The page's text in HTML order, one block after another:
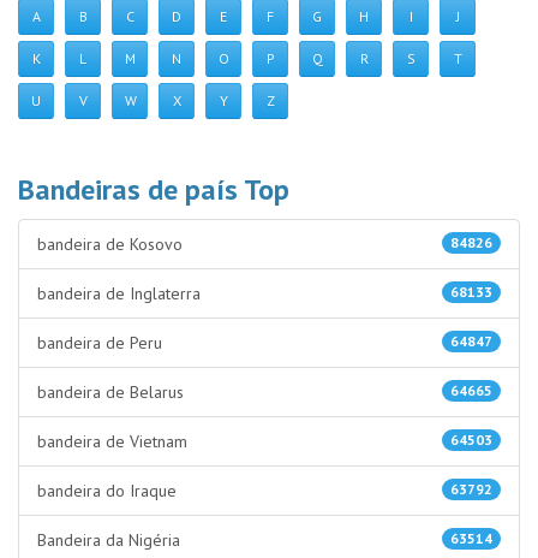
A B C D E F G H I J
K L M N O P Q R S T
U V W X Y Z
Bandeiras de país Top
84826
bandeira de Kosovo
68133
bandeira de Inglaterra
64847
bandeira de Peru
64665
bandeira de Belarus
64503
bandeira de Vietnam
63792
bandeira do Iraque
63514
Bandeira da Nigéria